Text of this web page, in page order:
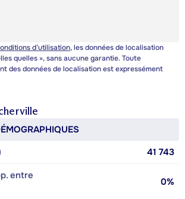
d’utilisation, les données de localisation
quelles », sans aucune garantie. Toute
des données de localisation est expressément
41 743
entre
0%